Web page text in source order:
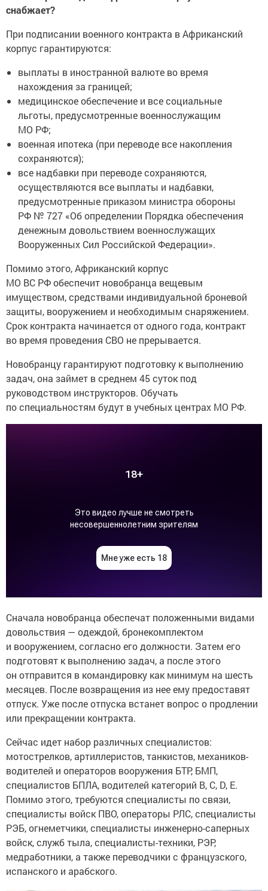
снабжает?
При подписании военного контракта в Африканский
корпус гарантируются:
выплаты в иностранной валюте во время
нахождения за границей;
медицинское обеспечение и все социальные
льготы, предусмотренные военнослужащим
МО РФ;
военная ипотека (при переводе все накопления
сохраняются);
все надбавки при переводе сохраняются,
осуществляются все выплаты и надбавки,
предусмотренные приказом министра обороны
РФ № 727 «Об определении Порядка обеспечения
денежным довольствием военнослужащих
Вооруженных Сил Российской Федерации».
Помимо этого, Африканский корпус
МО ВС РФ обеспечит новобранца вещевым
имуществом, средствами индивидуальной броневой
защиты, вооружением и необходимым снаряжением.
Срок контракта начинается от одного года, контракт
во время проведения СВО не прерывается.
Новобранцу гарантируют подготовку к выполнению
задач, она займет в среднем 45 суток под
руководством инструкторов. Обучать
по специальностям будут в учебных центрах МО РФ.
Сначала новобранца обеспечат положенными видами
довольствия — одеждой, бронекомплектом
и вооружением, согласно его должности. Затем его
подготовят к выполнению задач, а после этого
он отправится в командировку как минимум на шесть
месяцев. После возвращения из нее ему предоставят
отпуск. Уже после отпуска встанет вопрос о продлении
или прекращении контракта.
Сейчас идет набор различных специалистов:
мотострелков, артиллеристов, танкистов, механиков-
водителей и операторов вооружения БТР, БМП,
специалистов БПЛА, водителей категорий В, С, D, Е.
Помимо этого, требуются специалисты по связи,
специалисты войск ПВО, операторы РЛС, специалисты
РЭБ, огнеметчики, специалисты инженерно-саперных
войск, служб тыла, специалисты-техники, РЭР,
медработники, а также переводчики с французского,
испанского и арабского.